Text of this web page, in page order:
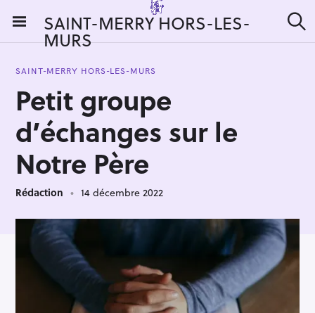
i
SAINT-MERRY HORS-LES-
MURS e
SAINT-MERRY HORS-LES-MURS
Petit groupe
d’échanges sur le
Notre Père
Rédaction 14 décembre 2022